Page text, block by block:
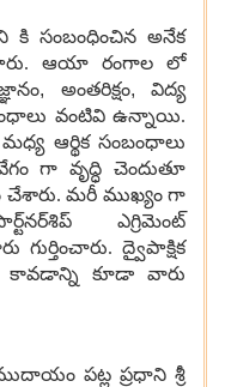
కి సంబంధించిన అనేక
ఆయా రంగాల లో
, అంతరిక్షం,విద్య
వంటివి ఉన్నాయి.
ఆర్థిక సంబంధాలు
గా వృద్ధి చెందుతూ
చేశారు. మరీ ముఖ్యం గా
ఎగ్రిమెంట్
గుర్తించారు. ద్వైపాక్షిక
కావడాన్ని కూడా వారు
పట్ల ప్రధాని శ్రీ